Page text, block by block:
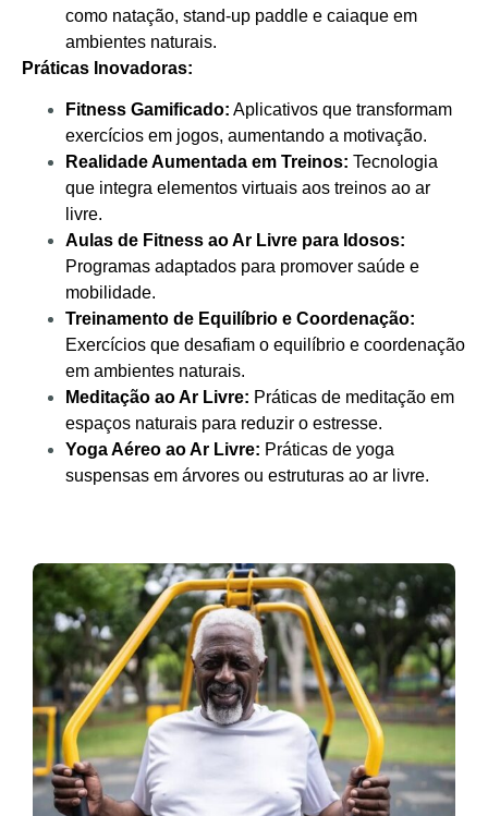
como natação, stand-up paddle e caiaque em
ambientes naturais.
Práticas Inovadoras:
Fitness Gamificado: Aplicativos que transformam
exercícios em jogos, aumentando a motivação.
Realidade Aumentada em Treinos: Tecnologia
que integra elementos virtuais aos treinos ao ar
livre.
Aulas de Fitness ao Ar Livre para Idosos:
Programas adaptados para promover saúde e
mobilidade.
Treinamento de Equilíbrio e Coordenação:
Exercícios que desafiam o equilíbrio e coordenação
em ambientes naturais.
Meditação ao Ar Livre: Práticas de meditação em
espaços naturais para reduzir o estresse.
Yoga Aéreo ao Ar Livre: Práticas de yoga
suspensas em árvores ou estruturas ao ar livre.